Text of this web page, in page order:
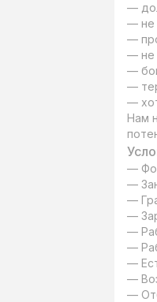
—
— не
—
— не
—
—
—
Нам
—
—
—
—
—
—
—
—
—